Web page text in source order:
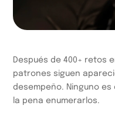
Después de 400+ retos
patrones siguen
desempeño. Ninguno
la pena enumerarlos.